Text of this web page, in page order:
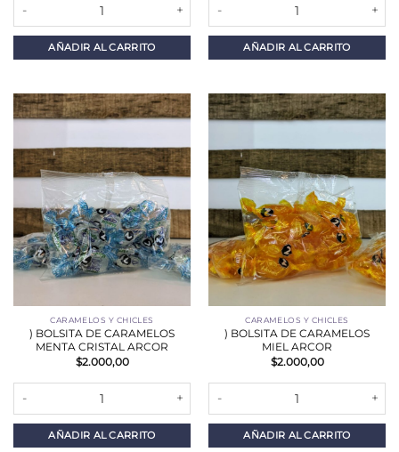
AÑADIR AL CARRITO AÑADIR AL CARRITO
CARAMELOS Y CHICLES
) BOLSITA DE CARAMELOS
MENTA CRISTAL ARCOR
$2.000,00
AÑADIR AL CARRITO
CARAMELOS Y CHICLES
) BOLSITA DE CARAMELOS
MIEL ARCOR
$2.000,00
AÑADIR AL CARRITO